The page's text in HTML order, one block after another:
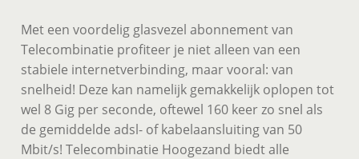
Met een voordelig glasvezel abonnement van
Telecombinatie profiteer je niet alleen van een
stabiele internetverbinding, maar vooral: van
snelheid! Deze kan namelijk gemakkelijk oplopen tot
wel 8 Gig per seconde, oftewel 160 keer zo snel als
de gemiddelde adsl- of kabelaansluiting van 50
Mbit/s! Telecombinatie Hoogezand biedt alle